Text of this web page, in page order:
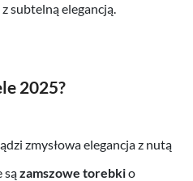
subtelną elegancją.
2025?
zmysłowa elegancja z nutą
sązamszowe torebkio